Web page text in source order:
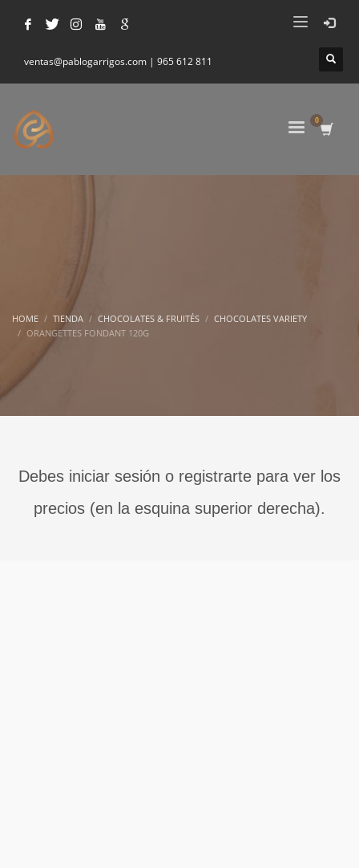
ventas@pablogarrigos.com | 965 612 811
HOME TIENDA CHOCOLATES & FRUITÉS
CHOCOLATES VARIETY
ORANGETTES FONDANT 120G
Debes iniciar sesión o registrarte para ver los
precios (en la esquina superior derecha).